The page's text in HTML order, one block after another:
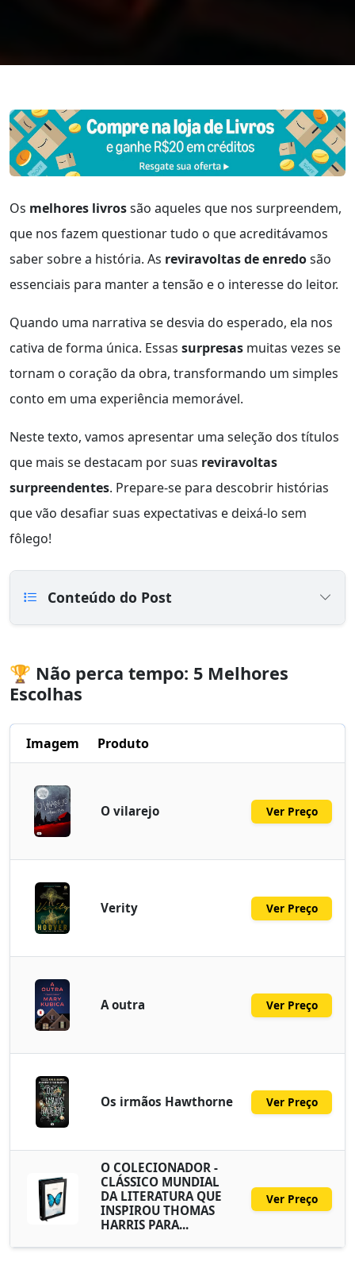
Os melhores livrossão aqueles que nos surpreendem,
que nos fazem questionar tudo o que acreditávamos
saber sobre a história. As reviravoltas de enredosão
essenciais para manter a tensão e o interesse do leitor.
Quando uma narrativa se desvia do esperado, ela nos
cativa de forma única. Essas surpresas muitas vezes se
tornam o coração da obra, transformando um simples
conto em uma experiência memorável.
Neste texto, vamos apresentar uma seleção dos títulos
que mais se destacam por suas reviravoltas
surpreendentes. Prepare-se para descobrir histórias
que vão desafiar suas expectativas e deixá-lo sem
fôlego!
Conteúdo do Post
🏆 Não perca tempo: 5 Melhores
Escolhas
Imagem Produto
O vilarejo Ver Preço
Verity Ver Preço
A outra Ver Preço
Os irmãos Hawthorne Ver Preço
O COLECIONADOR -
CLÁSSICO MUNDIAL
DA LITERATURA QUE
INSPIROU THOMAS
HARRIS PARA...
Ver Preço